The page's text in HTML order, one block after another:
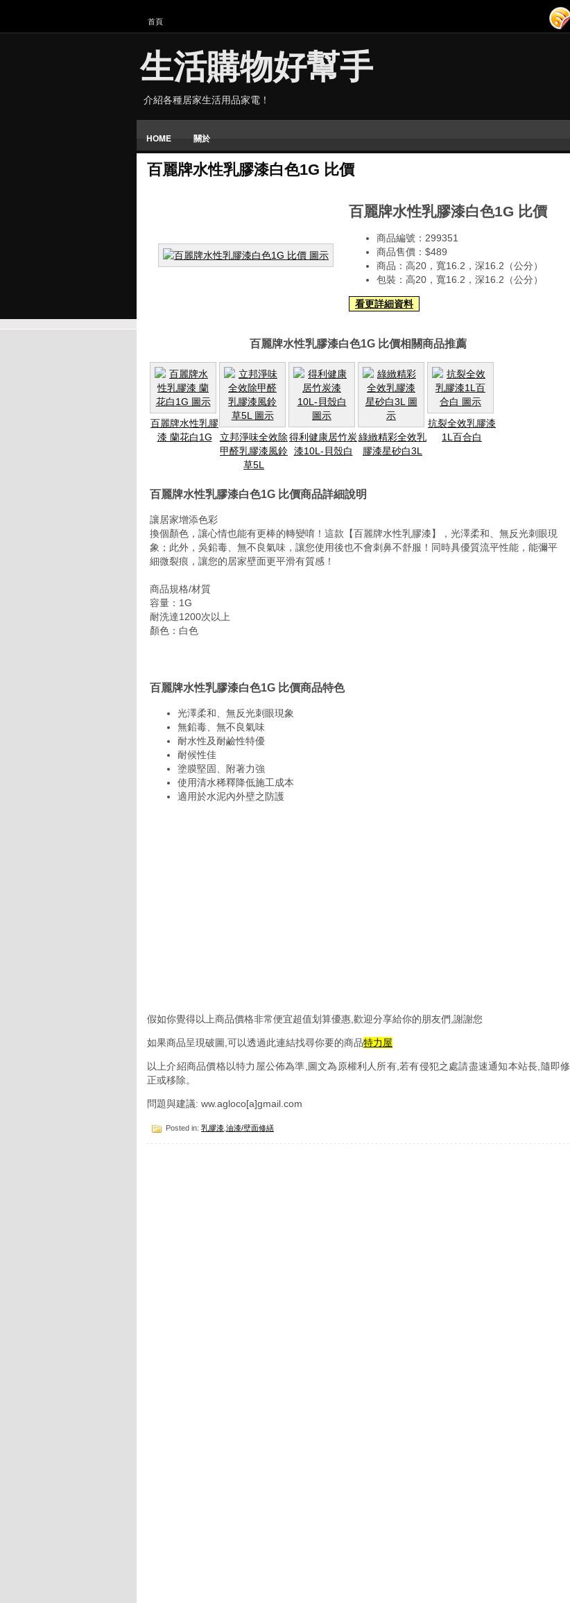
首頁
生活購物好幫手
介紹各種居家生活用品家電！
HOME 關於
百麗牌水性乳膠漆白色1G 比價
百麗牌水性乳膠漆白色1G 比價
商品編號：299351
商品售價：$489
商品：高20，寬16.2，深16.2（公分）
包裝：高20，寬16.2，深16.2（公分）
看更詳細資料
百麗牌水性乳膠漆白色1G 比價相關商品推薦
百麗牌水性乳膠
漆 蘭花白1G
立邦淨味全效除
甲醛乳膠漆風鈴
草5L
得利健康居竹炭
漆10L-貝殼白
綠緻精彩全效乳
膠漆星砂白3L
抗裂全效乳膠漆
1L百合白
百麗牌水性乳膠漆白色1G 比價商品詳細說明
讓居家增添色彩
換個顏色，讓心情也能有更棒的轉變唷！這款【百麗牌水性乳膠漆】，光澤柔和、無反光刺眼現
象；此外，吳鉛毒、無不良氣味，讓您使用後也不會刺鼻不舒服！同時具優質流平性能，能彌平
細微裂痕，讓您的居家壁面更平滑有質感！
商品規格/材質
容量：1G
耐洗達1200次以上
顏色：白色
百麗牌水性乳膠漆白色1G 比價商品特色
光澤柔和、無反光刺眼現象
無鉛毒、無不良氣味
耐水性及耐鹼性特優
耐候性佳
塗膜堅固、附著力強
使用清水稀釋降低施工成本
適用於水泥內外壁之防護
假如你覺得以上商品價格非常便宜超值划算優惠,歡迎分享給你的朋友們,謝謝您
如果商品呈現破圖,可以透過此連結找尋你要的商品特力屋
以上介紹商品價格以特力屋公佈為準,圖文為原權利人所有,若有侵犯之處請盡速通知本站長,隨即修
正或移除。
問題與建議: ww.agloco[a]gmail.com
Posted in: 乳膠漆 油漆/壁面修繕